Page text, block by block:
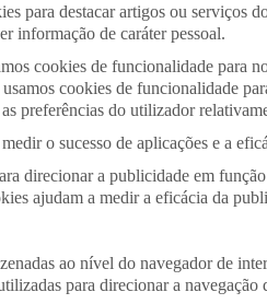
para destacar artigos ou serviços
informação de caráter pessoal.
cookies de funcionalidade para
cookies de funcionalidade
preferências do utilizador
o sucesso de aplicações e a
direcionar a publicidade em
ajudam a medir a eficácia da
ao nível do navegador de
para direcionar a